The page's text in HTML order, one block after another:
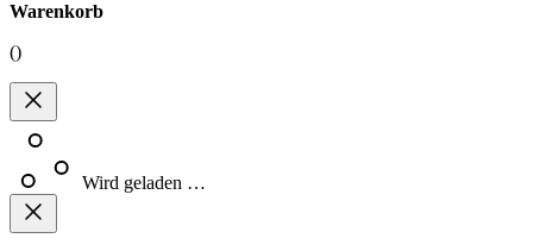
Warenkorb
()
Wird geladen …